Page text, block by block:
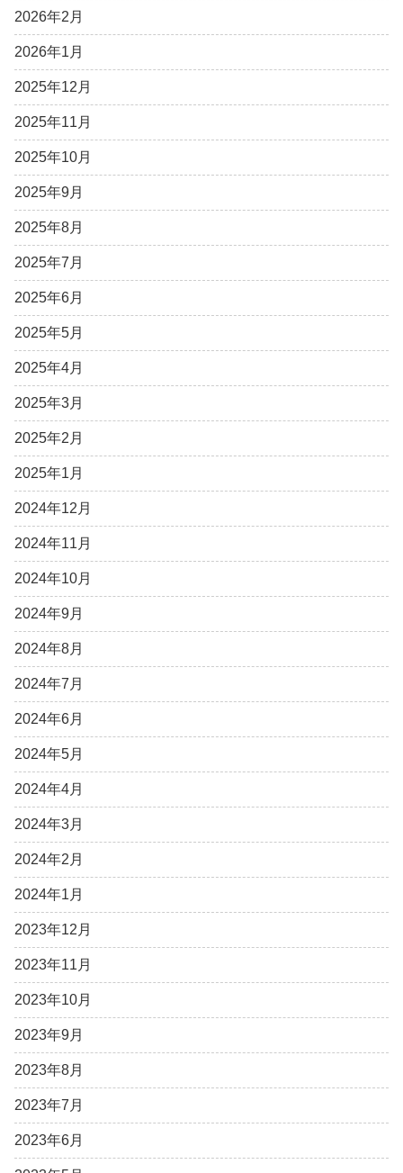
2026年2月
2026年1月
2025年12月
2025年11月
2025年10月
2025年9月
2025年8月
2025年7月
2025年6月
2025年5月
2025年4月
2025年3月
2025年2月
2025年1月
2024年12月
2024年11月
2024年10月
2024年9月
2024年8月
2024年7月
2024年6月
2024年5月
2024年4月
2024年3月
2024年2月
2024年1月
2023年12月
2023年11月
2023年10月
2023年9月
2023年8月
2023年7月
2023年6月